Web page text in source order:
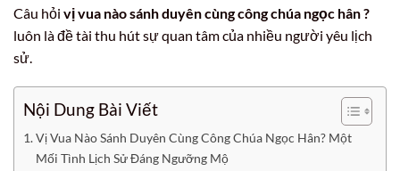
Câu hỏi vị vua nào sánh duyên cùng công chúa ngọc hân ?
luôn là đề tài thu hút sự quan tâm của nhiều người yêu lịch
sử.
Nội Dung Bài Viết
Vị Vua Nào Sánh Duyên Cùng Công Chúa Ngọc Hân? Một
Mối Tình Lịch Sử Đáng Ngưỡng Mộ